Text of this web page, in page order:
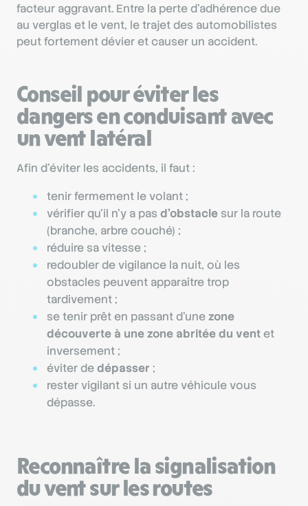
facteur aggravant. Entre la perte d’adhérence due
au verglas et le vent, le trajet des automobilistes
peut fortement dévier et causer un accident.
Conseil pour éviter les
dangers en conduisant avec
un vent latéral
Afin d’éviter les accidents, il faut :
tenir fermement le volant ;
vérifier qu’il n’y a pas d’obstacle sur la route
(branche, arbre couché) ;
réduire sa vitesse ;
redoubler de vigilance la nuit, où les
obstacles peuvent apparaître trop
tardivement ;
se tenir prêt en passant d’unezone
découverte à une zone abritée du ventet
inversement ;
éviter dedépasser ;
rester vigilant si un autre véhicule vous
dépasse.
Reconnaître la signalisation
du vent sur les routes